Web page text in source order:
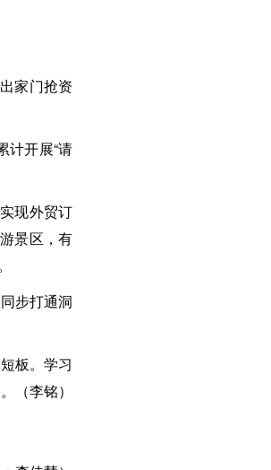
家门抢资
计开展“请
现外贸订
景区，有
步打通洞
板。学习
（李铭）